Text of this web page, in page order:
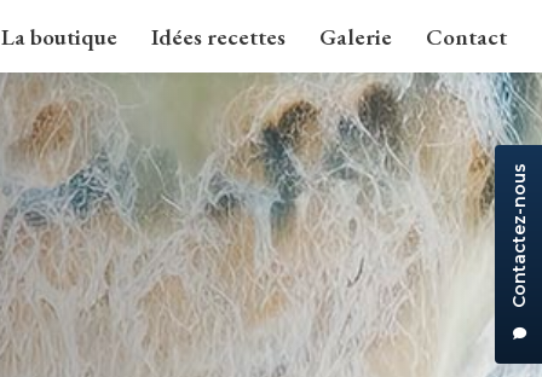
Contactez-nous
La boutique Idées recettes Galerie Contact